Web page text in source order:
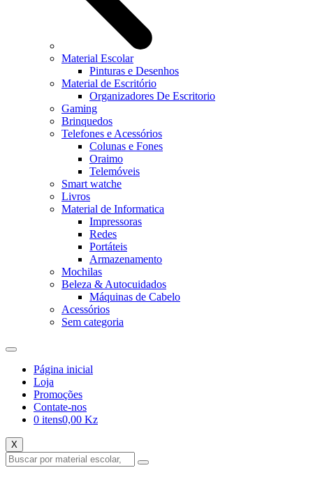
Material Escolar
Pinturas e Desenhos
Material de Escritório
Organizadores De Escritorio
Gaming
Brinquedos
Telefones e Acessórios
Colunas e Fones
Oraimo
Telemóveis
Smart watche
Livros
Material de Informatica
Impressoras
Redes
Portáteis
Armazenamento
Mochilas
Beleza & Autocuidados
Máquinas de Cabelo
Acessórios
Sem categoria
Página inicial
Loja
Promoções
Contate-nos
0 itens0,00 Kz
X